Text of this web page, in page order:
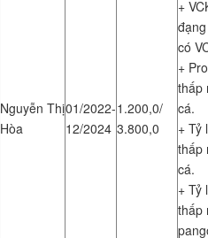
Nguyễn Thị
Hòa
01/2022-
12/2024
1.200,0/
3.800,0
+
có
+
thấp
cá.
+ Tỷ
thấp
cá.
+ Tỷ
thấp